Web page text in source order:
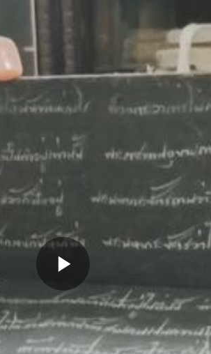
Memutarkan
Video